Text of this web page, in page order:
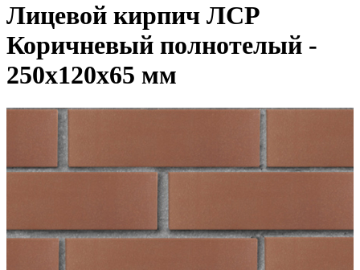
Лицевой кирпич ЛСР
Коричневый полнотелый -
250x120x65 мм